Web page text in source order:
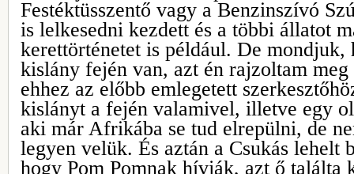
Festéktüsszentő vagy a Benzinszívó
is lelkesedni kezdett és a többi állatot
kerettörténetet is például. De mondjuk,
kislány fején van, azt én rajzoltam
ehhez az előbb emlegetett
kislányt a fején valamivel, illetve egy
aki már Afrikába se tud elrepülni, de
legyen velük. És aztán a Csukás lehelt
hogy Pom Pomnak hívják, azt ő találta